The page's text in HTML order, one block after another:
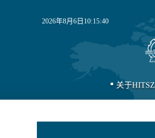
2026年8月6日10:15:40
关于HITSZ